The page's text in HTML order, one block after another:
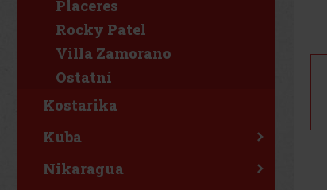
Placeres
Rocky Patel
Villa Zamorano
Ostatní
Kostarika
Kuba
Nikaragua